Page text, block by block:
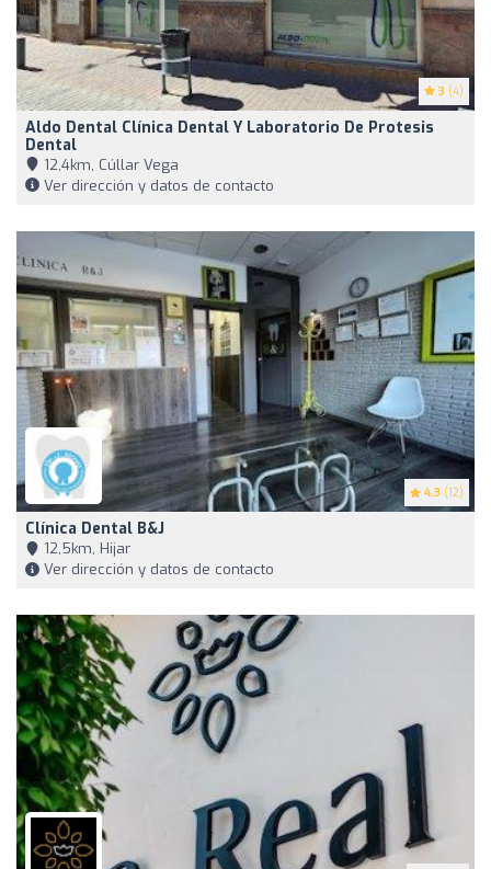
3 (4)
Aldo Dental Clínica Dental Y Laboratorio De Protesis
Dental
12,4km, Cúllar Vega
Ver dirección y datos de contacto
4.3 (12)
Clínica Dental B&J
12,5km, Hijar
Ver dirección y datos de contacto